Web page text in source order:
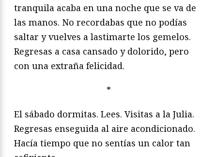
tranquila acaba en una noche que se va de
las manos. No recordabas que no podías
saltar y vuelves a lastimarte los gemelos.
Regresas a casa cansado y dolorido, pero
con una extraña felicidad.
*
El sábado dormitas. Lees. Visitas a la Julia.
Regresas enseguida al aire acondicionado.
Hacía tiempo que no sentías un calor tan